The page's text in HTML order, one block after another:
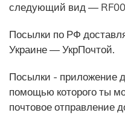
следующий вид —
Посылки по РФ
Украине — УкрПочтой.
Посылки - приложение
помощью которого ты
почтовое отправление